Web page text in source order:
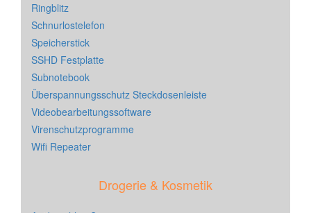
Ringblitz
Schnurlostelefon
Speicherstick
SSHD Festplatte
Subnotebook
Überspannungsschutz Steckdosenleiste
Videobearbeitungssoftware
Virenschutzprogramme
Wifi Repeater
Drogerie & Kosmetik